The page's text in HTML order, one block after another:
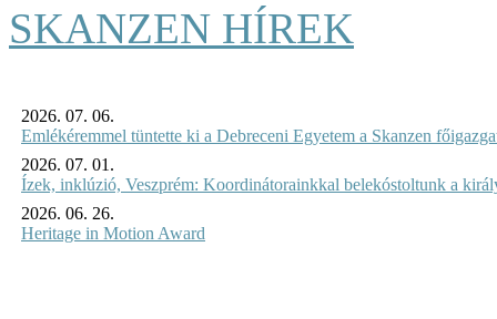
SKANZEN HÍREK
2026. 07. 06.
Emlékéremmel tüntette ki a Debreceni Egyetem a Skanzen
2026. 07. 01.
Ízek, inklúzió, Veszprém: Koordinátorainkkal belekóstoltunk a
2026. 06. 26.
Heritage in Motion Award